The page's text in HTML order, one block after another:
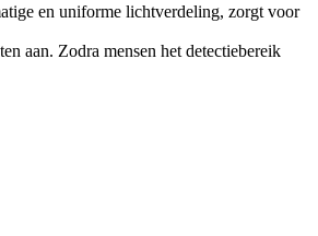
en uniforme lichtverdeling, zorgt voor
aan. Zodra mensen het detectiebereik